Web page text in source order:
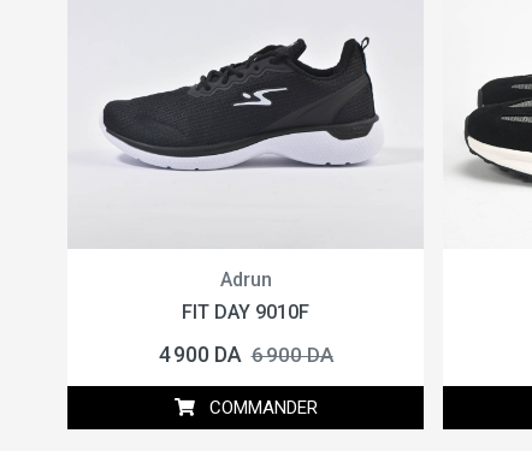
Adrun
FIT DAY 9010F
4 900 DA 6 900 DA
COMMANDER